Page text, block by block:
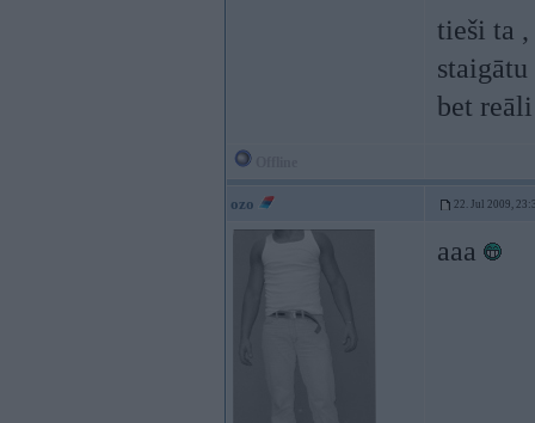
tieši ta
staigātu
bet
ozo 22. Jul 2009,
aaa